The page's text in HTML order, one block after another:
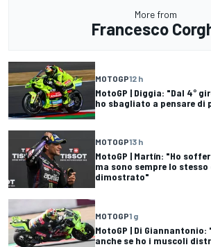
More from
Francesco
MOTOGP12 h
MotoGP | Diggia: "Dal 4°
ho sbagliato a pensare di
MOTOGP13 h
MotoGP | Martín: "Ho
ma sono sempre lo stesso
dimostrato"
MOTOGP1 g
MotoGP | Di
anche se ho i muscoli